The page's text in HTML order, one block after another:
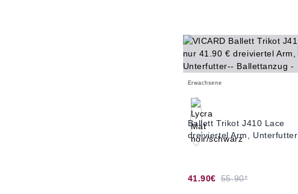
Erwachsene
Ballett Trikot J410 Lace
dreiviertel Arm, Unterfutter
41.90€ 55.90*